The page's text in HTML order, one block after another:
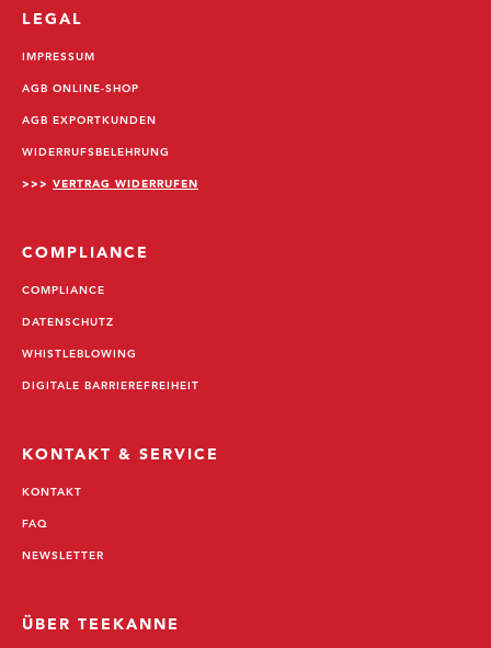
LEGAL
IMPRESSUM
AGB ONLINE-SHOP
AGB EXPORTKUNDEN
WIDERRUFSBELEHRUNG
>>> VERTRAG WIDERRUFEN
COMPLIANCE
COMPLIANCE
DATENSCHUTZ
WHISTLEBLOWING
DIGITALE BARRIEREFREIHEIT
KONTAKT & SERVICE
KONTAKT
FAQ
NEWSLETTER
ÜBER TEEKANNE